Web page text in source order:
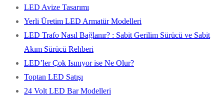
LED Avize Tasarımı
Yerli Üretim LED Armatür Modelleri
LED Trafo Nasıl Bağlanır? : Sabit Gerilim Sürücü ve Sabit
Akım Sürücü Rehberi
LED’ler Çok Isınıyor ise Ne Olur?
Toptan LED Satışı
24 Volt LED Bar Modelleri